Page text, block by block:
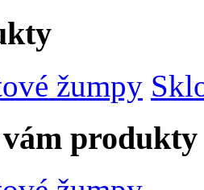
žumpy
produkty